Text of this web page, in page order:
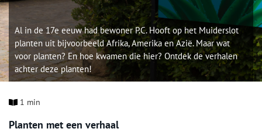
Al in de 17e eeuw had bewoner P.C. Hooft op het Muiderslot
planten uit bijvoorbeeld Afrika, Amerika en Azië. Maar wat
voor planten? En hoe kwamen die hier? Ontdek de verhalen
achter deze planten!
1 min
Planten met een verhaal